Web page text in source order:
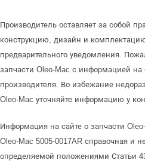
Производитель оставляет за собой
конструкцию, дизайн и
предварительного уведомления.
запчасти Oleo-Mac с информацией
производителя. Во избежание
Oleo-Mac уточняйте информацию у
Информация на сайте о запчасти
Oleo-Mac 5005-0017AR справочная и
определяемой положениями Статьи